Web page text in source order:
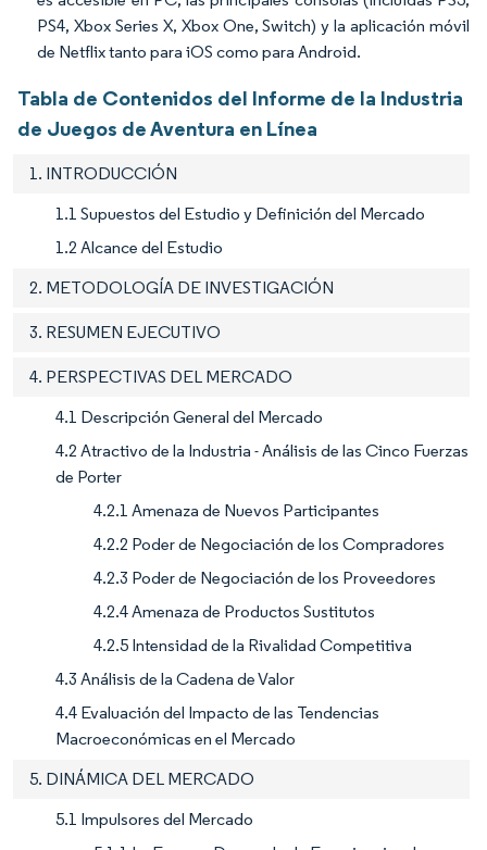
PS4, Xbox Series X, Xbox One, Switch) y la aplicación móvil
de Netflix tanto para iOS como para Android.
Tabla de Contenidos del Informe de la Industria
de Juegos de Aventura en Línea
1. INTRODUCCIÓN
1.1 Supuestos del Estudio y Definición del Mercado
1.2 Alcance del Estudio
2. METODOLOGÍA DE INVESTIGACIÓN
3. RESUMEN EJECUTIVO
4. PERSPECTIVAS DEL MERCADO
4.1 Descripción General del Mercado
4.2 Atractivo de la Industria - Análisis de las Cinco Fuerzas
de Porter
4.2.1 Amenaza de Nuevos Participantes
4.2.2 Poder de Negociación de los Compradores
4.2.3 Poder de Negociación de los Proveedores
4.2.4 Amenaza de Productos Sustitutos
4.2.5 Intensidad de la Rivalidad Competitiva
4.3 Análisis de la Cadena de Valor
4.4 Evaluación del Impacto de las Tendencias
Macroeconómicas en el Mercado
5. DINÁMICA DEL MERCADO
5.1 Impulsores del Mercado